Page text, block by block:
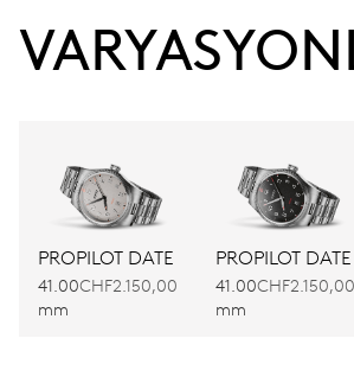
PROPILOT DATE
41.00
mm
CHF2.150,00
PROPILOT DATE
41.00
mm
CHF2.150,00